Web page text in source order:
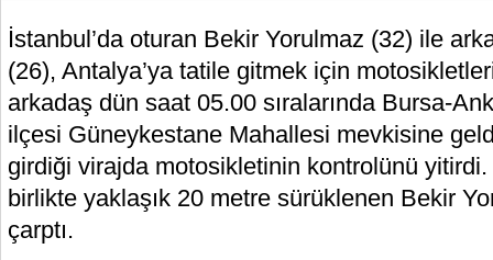
İstanbul’da oturan Bekir Yorulmaz (32) ile
(26), Antalya’ya tatile gitmek için
arkadaş dün saat 05.00 sıralarında Bursa-
ilçesi Güneykestane Mahallesi mevkisine
girdiği virajda motosikletinin kontrolünü
birlikte yaklaşık 20 metre sürüklenen Bekir
çarptı.